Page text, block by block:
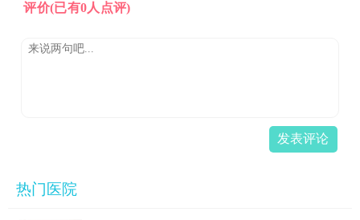
评价(已有0人点评)
发表评论
热门医院